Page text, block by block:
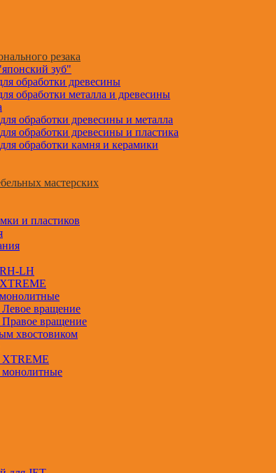
резака
зуб"
обработки древесины
обработки металла и древесины
обработки древесины и металла
обработки древесины и пластика
обработки камня и керамики
мастерских
и пластиков
LH
вращение
вращение
хвостовиком
XTREME
монолитные